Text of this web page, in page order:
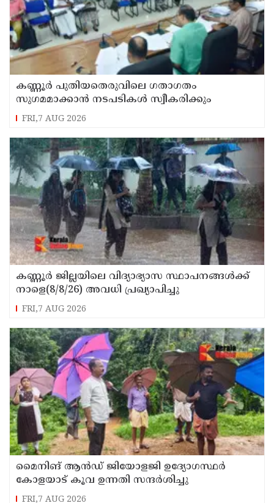
കണ്ണൂർ പുതിയതെരുവിലെ ഗതാഗതം
സുഗമമാക്കാന്‍ നടപടികള്‍ സ്വീകരിക്കും
FRI,7 AUG 2026
കണ്ണൂർ ജില്ലയിലെ വിദ്യാഭ്യാസ സ്ഥാപനങ്ങള്‍ക്ക്
നാളെ(8/8/26) അവധി പ്രഖ്യാപിച്ചു
FRI,7 AUG 2026
മൈനിങ് ആൻഡ്​ ജിയോളജി ഉദ്യോഗസ്ഥർ
കോളയാട് കൂവ ഉന്നതി സന്ദർശിച്ചു
FRI,7 AUG 2026